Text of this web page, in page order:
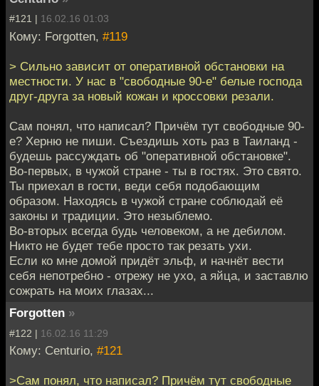
#121 | 16.02.16 01:03
Кому: Forgotten, #119
> Сильно зависит от оперативной обстановки на
местности. У нас в "свободные 90-е" белые господа
друг-друга за новый кожан и кроссовки резали.
Сам понял, что написал? Причём тут свободные 90-
е? Херню не пиши. Съездишь хоть раз в Таиланд -
будешь рассуждать об "оперативной обстановке".
Во-первых, в чужой стране - ты в гостях. Это свято.
Ты приехал в гости, веди себя подобающим
образом. Находясь в чужой стране соблюдай её
законы и традиции. Это незыблемо.
Во-вторых всегда будь человеком, а не дебилом.
Никто не будет тебе просто так резать ухи.
Если ко мне домой придёт эльф, и начнёт вести
себя непотребно - отрежу не ухо, а яйца, и заставлю
сожрать на моих глазах...
Forgotten »
#122 | 16.02.16 11:29
Кому: Centurio, #121
>Сам понял, что написал? Причём тут свободные